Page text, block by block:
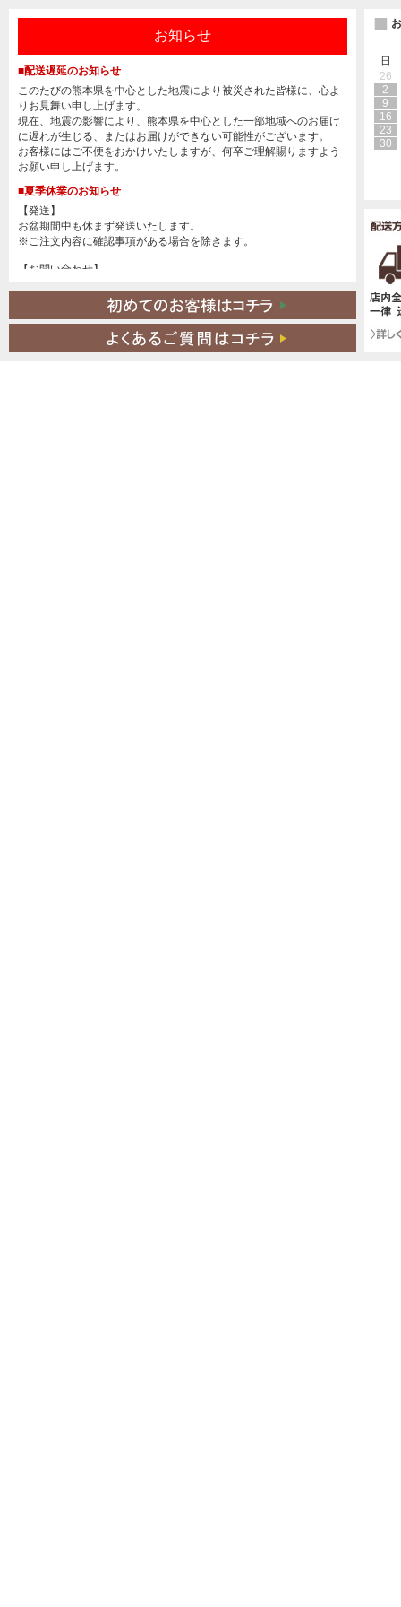
お知らせ
■配送遅延のお知らせ
このたびの熊本県を中心とした地震により被災された皆様に、心よ
りお見舞い申し上げます。
現在、地震の影響により、熊本県を中心とした一部地域へのお届け
に遅れが生じる、またはお届けができない可能性がございます。
お客様にはご不便をおかけいたしますが、何卒ご理解賜りますよう
お願い申し上げます。
■夏季休業のお知らせ
【発送】
お盆期間中も休まず発送いたします。
※ご注文内容に確認事項がある場合を除きます。
【お問い合わせ】
8月17日(月)より順次対応いたします。
※休業明けは混雑により返信にお時間をいただく場合がございま
■
日
26
2
9
16
23
30